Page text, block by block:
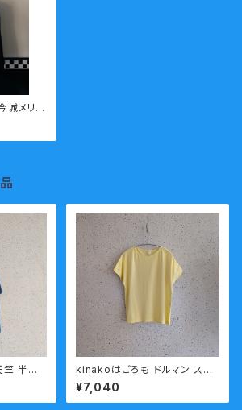
城メリヤ
半袖
kinakoはごろも ドルマン スリ
¥7,040